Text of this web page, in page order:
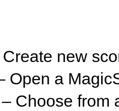
new
Open a
– Choose from